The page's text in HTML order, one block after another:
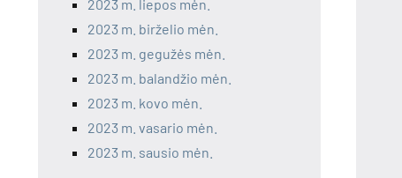
2023 m. liepos mėn.
2023 m. birželio mėn.
2023 m. gegužės mėn.
2023 m. balandžio mėn.
2023 m. kovo mėn.
2023 m. vasario mėn.
2023 m. sausio mėn.